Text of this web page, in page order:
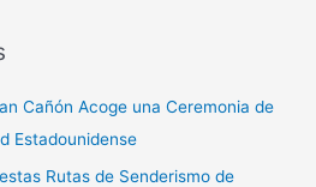
Cañón Acoge una Ceremonia de
Estadounidense
Rutas de Senderismo de